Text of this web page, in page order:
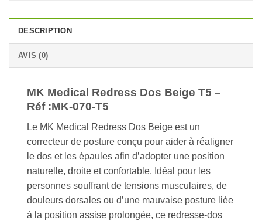
DESCRIPTION
AVIS (0)
MK Medical Redress Dos Beige T5 –
Réf :MK-070-T5
Le MK Medical Redress Dos Beige est un
correcteur de posture conçu pour aider à réaligner
le dos et les épaules afin d’adopter une position
naturelle, droite et confortable. Idéal pour les
personnes souffrant de tensions musculaires, de
douleurs dorsales ou d’une mauvaise posture liée
à la position assise prolongée, ce redresse-dos